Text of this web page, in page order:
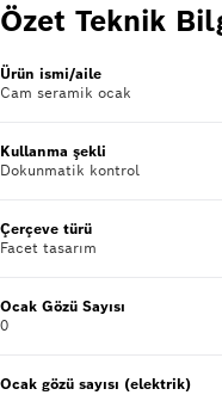
Özet Teknik
Ürün ismi/aile
Cam seramik ocak
Kullanma şekli
Dokunmatik kontrol
Çerçeve türü
Facet tasarım
Ocak Gözü Sayısı
0
Ocak gözü sayısı (elektrik)